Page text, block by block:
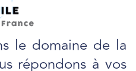
le domaine de la
répondons à vos